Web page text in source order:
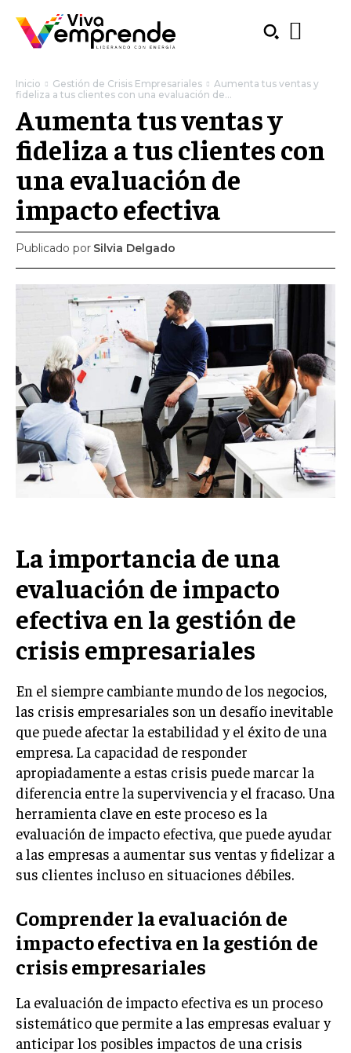
SUBSCRIBE
Welcome to Liberty Case
We have a curated list of the most noteworthy news from all
across the globe. With any subscription plan, you get access
to exclusive articlesthat let you stay ahead of the curve.
Your Profile
NEWS LIFESTYLE PUBLIC OPINION
LIFESTYLE
MARKETING
ESTRATEGIAS DE MARKETING
AGENCIAS DE MARKETING
AGENCIAS DE POSICIONAMIENTO WEB SEO
VENTA DE ENLACES
MARKETING DIGITAL
PUBLICIDAD
VENTAS Y PERSUASIÓN
GESTIÓN DE PRODUCTOS
COMUNICACIÓN CORPORATIVA
GESTIÓN DE MARCA
Inicio Gestión de Crisis Empresariales
Aumenta tus ventas y
fideliza a tus clientes con una evaluación de...
Aumenta tus ventas y
fideliza a tus clientes con
una evaluación de
impacto efectiva
Publicado por Silvia Delgado
La importancia de una
evaluación de impacto
efectiva en la gestión de
crisis empresariales
En el siempre cambiante mundo de los negocios,
las crisis empresariales son un desafío inevitable
que puede afectar la estabilidad y el éxito de una
empresa. La capacidad de responder
apropiadamente a estas crisis puede marcar la
diferencia entre la supervivencia y el fracaso. Una
herramienta clave en este proceso es la
evaluación de impacto efectiva, que puede ayudar
a las empresas a aumentar sus ventas y fidelizar a
sus clientes incluso en situaciones débiles.
Comprender la evaluación de
impacto efectiva en la gestión de
crisis empresariales
La evaluación de impacto efectiva es un proceso
sistemático que permite a las empresas evaluar y
anticipar los posibles impactos de una crisis